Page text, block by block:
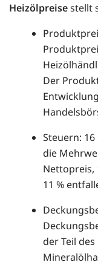
Heizölpreisestellt
Der
Steuern:
die
11 %
der Teil